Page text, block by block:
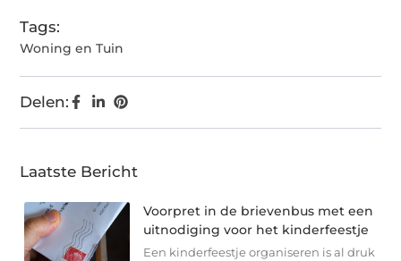
Tags:
Woning en Tuin
Delen:
Laatste Bericht
Voorpret in de brievenbus met een
uitnodiging voor het kinderfeestje
Een kinderfeestje organiseren is al druk